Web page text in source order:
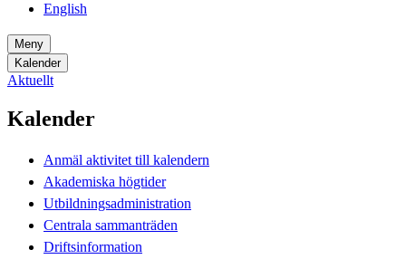
English
Meny
Kalender
Aktuellt
Kalender
Anmäl aktivitet till kalendern
Akademiska högtider
Utbildningsadministration
Centrala sammanträden
Driftsinformation